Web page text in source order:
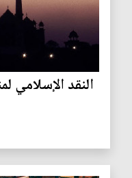
النقد الإسلامي